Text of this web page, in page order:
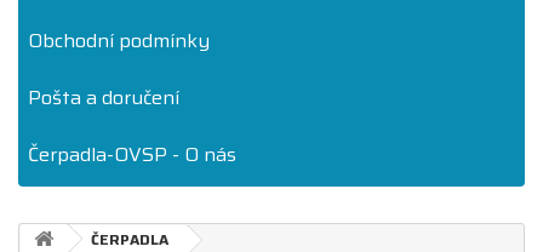
Obchodní podmínky
Pošta a doručení
Čerpadla-OVSP - O nás
ČERPADLA